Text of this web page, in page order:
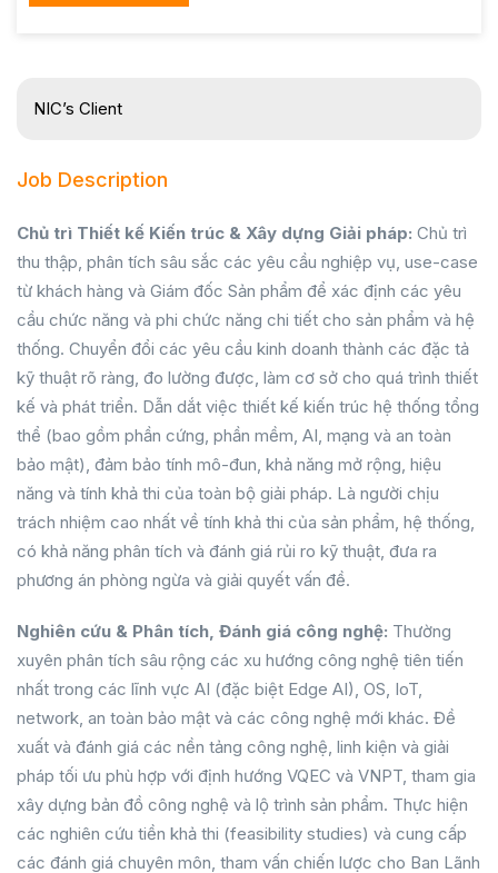
NIC’s Client
Job Description
Chủ trì Thiết kế Kiến trúc & Xây dựng Giải pháp: Chủ trì
thu thập, phân tích sâu sắc các yêu cầu nghiệp vụ, use-case
từ khách hàng và Giám đốc Sản phẩm để xác định các yêu
cầu chức năng và phi chức năng chi tiết cho sản phẩm và hệ
thống. Chuyển đổi các yêu cầu kinh doanh thành các đặc tả
kỹ thuật rõ ràng, đo lường được, làm cơ sở cho quá trình thiết
kế và phát triển. Dẫn dắt việc thiết kế kiến trúc hệ thống tổng
thể (bao gồm phần cứng, phần mềm, AI, mạng và an toàn
bảo mật), đảm bảo tính mô-đun, khả năng mở rộng, hiệu
năng và tính khả thi của toàn bộ giải pháp. Là người chịu
trách nhiệm cao nhất về tính khả thi của sản phẩm, hệ thống,
có khả năng phân tích và đánh giá rủi ro kỹ thuật, đưa ra
phương án phòng ngừa và giải quyết vấn đề.
Nghiên cứu & Phân tích, Đánh giá công nghệ: Thường
xuyên phân tích sâu rộng các xu hướng công nghệ tiên tiến
nhất trong các lĩnh vực AI (đặc biệt Edge AI), OS, IoT,
network, an toàn bảo mật và các công nghệ mới khác. Đề
xuất và đánh giá các nền tảng công nghệ, linh kiện và giải
pháp tối ưu phù hợp với định hướng VQEC và VNPT, tham gia
xây dựng bản đồ công nghệ và lộ trình sản phẩm. Thực hiện
các nghiên cứu tiền khả thi (feasibility studies) và cung cấp
các đánh giá chuyên môn, tham vấn chiến lược cho Ban Lãnh